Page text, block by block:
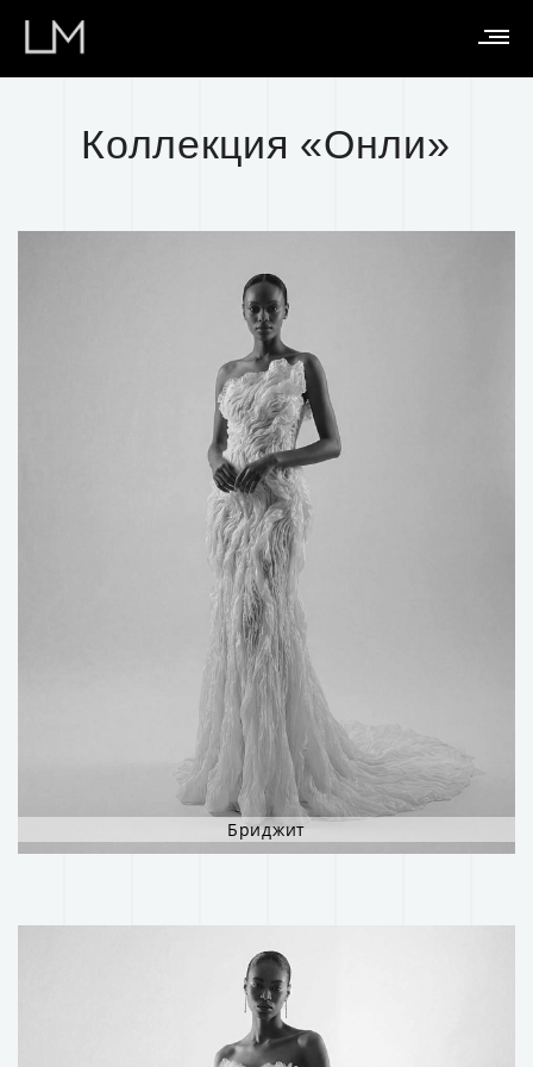
Коллекция «Онли»
Бриджит